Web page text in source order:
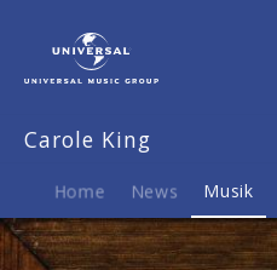
Musik
Carole
Carole King
Home News Musik